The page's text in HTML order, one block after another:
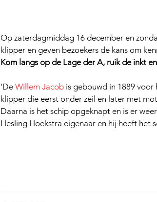
Op zaterdagmiddag 16 december en
klipper en geven bezoekers de kans om
Kom langs op de Lage der A, ruik de inkt
'De Willem Jacob is gebouwd in 1889 voor
klipper die eerst onder zeil en later met
Daarna is het schip opgeknapt en is er
Hesling Hoekstra eigenaar en hij heeft het